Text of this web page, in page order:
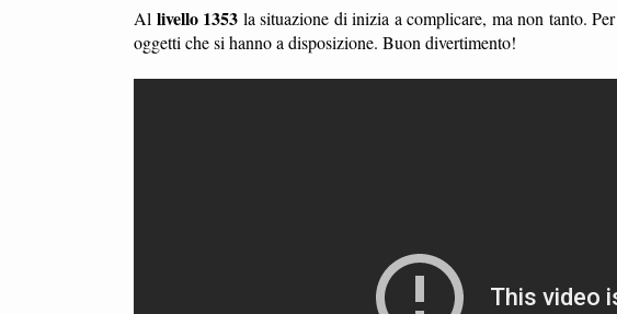
Al livello 1353 la situazione di inizia a complicare, ma non tanto. Per
oggetti che si hanno a disposizione. Buon divertimento!